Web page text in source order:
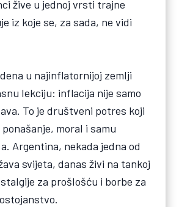
žive u jednoj vrsti trajne
iz koje se, za sada, ne vidi
u najinflatornijoj zemlji
lekciju: inflacija nije samo
To je društveni potres koji
moral i samu
Argentina, nekada jedna od
svijeta, danas živi na tankoj
za prošlošću i borbe za